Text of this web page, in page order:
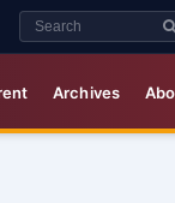
Archives